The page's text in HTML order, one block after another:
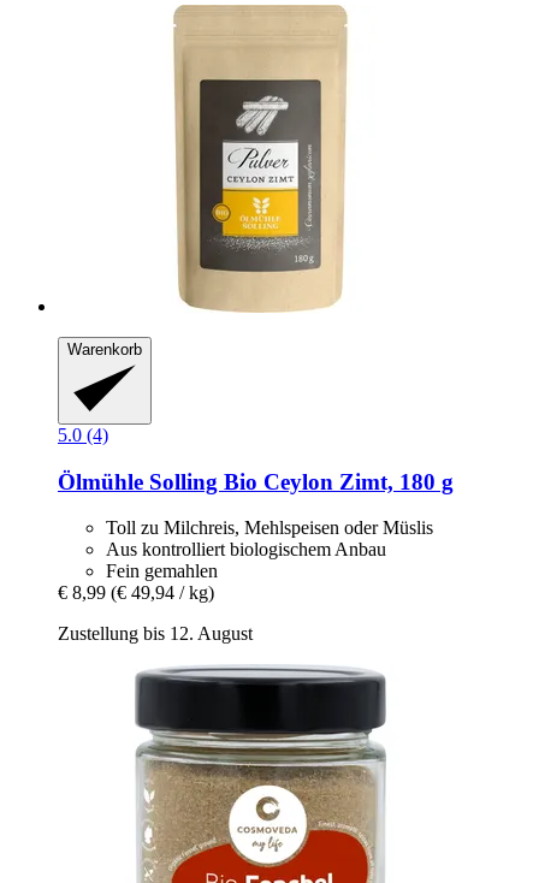
Warenkorb
5.0 (4)
Ölmühle Solling Bio Ceylon Zimt, 180 g
Toll zu Milchreis, Mehlspeisen oder Müslis
Aus kontrolliert biologischem Anbau
Fein gemahlen
€ 8,99 (€ 49,94 / kg)
Zustellung bis 12. August